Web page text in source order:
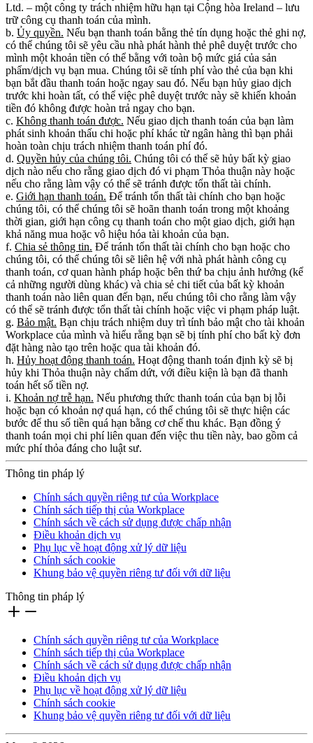
Ltd. – một công ty trách nhiệm hữu hạn tại Cộng hòa Ireland – lưu
trữ công cụ thanh toán của mình.
b. Ủy quyền. Nếu bạn thanh toán bằng thẻ tín dụng hoặc thẻ ghi nợ,
có thể chúng tôi sẽ yêu cầu nhà phát hành thẻ phê duyệt trước cho
mình một khoản tiền có thể bằng với toàn bộ mức giá của sản
phẩm/dịch vụ bạn mua. Chúng tôi sẽ tính phí vào thẻ của bạn khi
bạn bắt đầu thanh toán hoặc ngay sau đó. Nếu bạn hủy giao dịch
trước khi hoàn tất, có thể việc phê duyệt trước này sẽ khiến khoản
tiền đó không được hoàn trả ngay cho bạn.
c. Không thanh toán được. Nếu giao dịch thanh toán của bạn làm
phát sinh khoản thấu chi hoặc phí khác từ ngân hàng thì bạn phải
hoàn toàn chịu trách nhiệm thanh toán phí đó.
d. Quyền hủy của chúng tôi. Chúng tôi có thể sẽ hủy bất kỳ giao
dịch nào nếu cho rằng giao dịch đó vi phạm Thỏa thuận này hoặc
nếu cho rằng làm vậy có thể sẽ tránh được tổn thất tài chính.
e. Giới hạn thanh toán. Để tránh tổn thất tài chính cho bạn hoặc
chúng tôi, có thể chúng tôi sẽ hoãn thanh toán trong một khoảng
thời gian, giới hạn công cụ thanh toán cho một giao dịch, giới hạn
khả năng mua hoặc vô hiệu hóa tài khoản của bạn.
f. Chia sẻ thông tin. Để tránh tổn thất tài chính cho bạn hoặc cho
chúng tôi, có thể chúng tôi sẽ liên hệ với nhà phát hành công cụ
thanh toán, cơ quan hành pháp hoặc bên thứ ba chịu ảnh hưởng (kể
cả những người dùng khác) và chia sẻ chi tiết của bất kỳ khoản
thanh toán nào liên quan đến bạn, nếu chúng tôi cho rằng làm vậy
có thể sẽ tránh được tổn thất tài chính hoặc việc vi phạm pháp luật.
g. Bảo mật. Bạn chịu trách nhiệm duy trì tính bảo mật cho tài khoản
Workplace của mình và hiểu rằng bạn sẽ bị tính phí cho bất kỳ đơn
đặt hàng nào tạo trên hoặc qua tài khoản đó.
h. Hủy hoạt động thanh toán. Hoạt động thanh toán định kỳ sẽ bị
hủy khi Thỏa thuận này chấm dứt, với điều kiện là bạn đã thanh
toán hết số tiền nợ.
i. Khoản nợ trễ hạn. Nếu phương thức thanh toán của bạn bị lỗi
hoặc bạn có khoản nợ quá hạn, có thể chúng tôi sẽ thực hiện các
bước để thu số tiền quá hạn bằng cơ chế thu khác. Bạn đồng ý
thanh toán mọi chi phí liên quan đến việc thu tiền này, bao gồm cả
mức phí thỏa đáng cho luật sư.
Thông tin pháp lý
Chính sách quyền riêng tư của Workplace
Chính sách tiếp thị của Workplace
Chính sách về cách sử dụng được chấp nhận
Điều khoản dịch vụ
Phụ lục về hoạt động xử lý dữ liệu
Chính sách cookie
Khung bảo vệ quyền riêng tư đối với dữ liệu
Thông tin pháp lý
Chính sách quyền riêng tư của Workplace
Chính sách tiếp thị của Workplace
Chính sách về cách sử dụng được chấp nhận
Điều khoản dịch vụ
Phụ lục về hoạt động xử lý dữ liệu
Chính sách cookie
Khung bảo vệ quyền riêng tư đối với dữ liệu